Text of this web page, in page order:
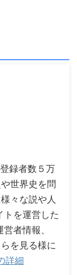
録者数５万
世界史を問
々な説や人
トを運営した
者情報、
を見る様に
詳細